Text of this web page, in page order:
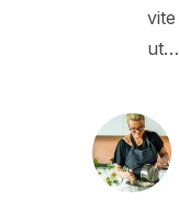
ut…